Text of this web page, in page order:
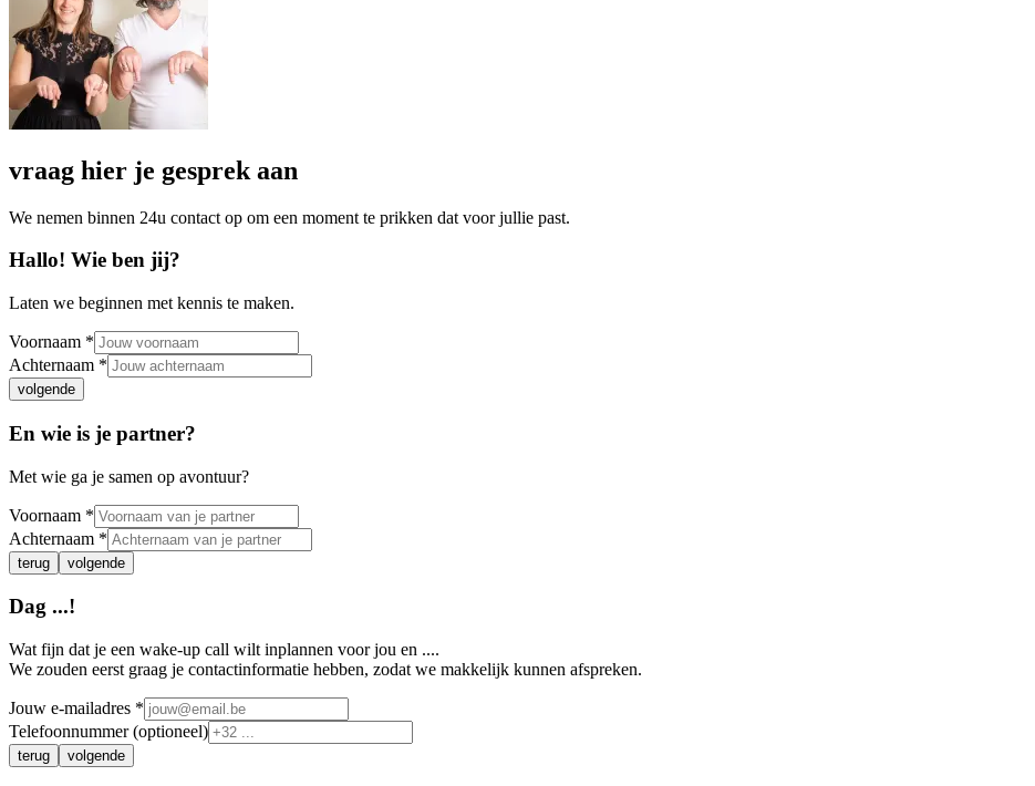
vraag hier je gesprek aan
We nemen binnen 24u contact op om een moment te prikken dat voor jullie past.
Hallo! Wie ben jij?
Laten we beginnen met kennis te maken.
Voornaam *
Achternaam *
volgende
En wie is je partner?
Met wie ga je samen op avontuur?
Voornaam *
Achternaam *
terug volgende
Dag ...!
Wat fijn dat je een wake-up call wilt inplannen voor jou en ....
We zouden eerst graag je contactinformatie hebben, zodat we makkelijk kunnen afspreken.
Jouw e-mailadres *
Telefoonnummer(optioneel)
terug volgende